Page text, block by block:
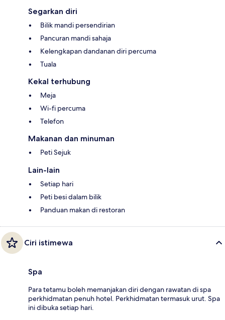
Segarkan diri
Bilik mandi persendirian
Pancuran mandi sahaja
Kelengkapan dandanan diri percuma
Tuala
Kekal terhubung
Meja
Wi-fi percuma
Telefon
Makanan dan minuman
Peti Sejuk
Lain-lain
Setiap hari
Peti besi dalam bilik
Panduan makan di restoran
Ciri istimewa
Spa
Para tetamu boleh memanjakan diri dengan rawatan di spa
perkhidmatan penuh hotel. Perkhidmatan termasuk urut. Spa
ini dibuka setiap hari.